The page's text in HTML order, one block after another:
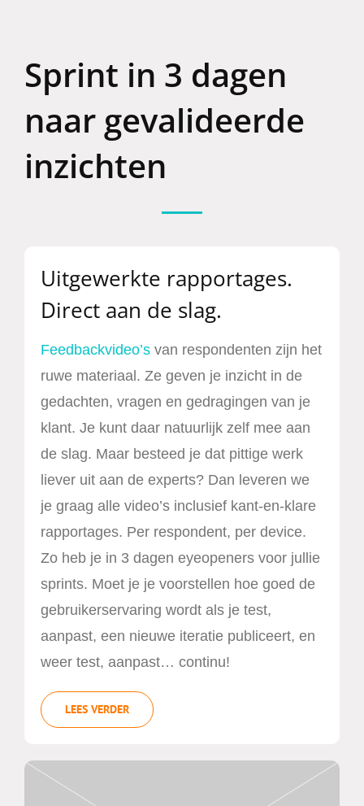
Sprint in 3 dagen
naar gevalideerde
inzichten
Uitgewerkte rapportages.
Direct aan de slag.
Feedbackvideo’s van respondenten zijn het
ruwe materiaal. Ze geven je inzicht in de
gedachten, vragen en gedragingen van je
klant. Je kunt daar natuurlijk zelf mee aan
de slag. Maar besteed je dat pittige werk
liever uit aan de experts? Dan leveren we
je graag alle video’s inclusief kant-en-klare
rapportages. Per respondent, per device.
Zo heb je in 3 dagen eyeopeners voor jullie
sprints. Moet je je voorstellen hoe goed de
gebruikerservaring wordt als je test,
aanpast, een nieuwe iteratie publiceert, en
weer test, aanpast… continu!
LEES VERDER